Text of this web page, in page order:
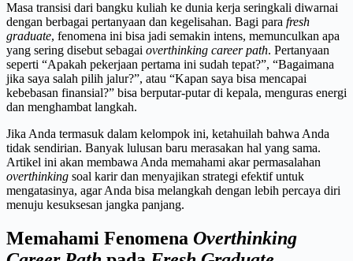
Masa transisi dari bangku kuliah ke dunia kerja seringkali diwarnai
dengan berbagai pertanyaan dan kegelisahan. Bagi para fresh
graduate, fenomena ini bisa jadi semakin intens, memunculkan apa
yang sering disebut sebagai overthinking career path. Pertanyaan
seperti “Apakah pekerjaan pertama ini sudah tepat?”, “Bagaimana
jika saya salah pilih jalur?”, atau “Kapan saya bisa mencapai
kebebasan finansial?” bisa berputar-putar di kepala, menguras energi
dan menghambat langkah.
Jika Anda termasuk dalam kelompok ini, ketahuilah bahwa Anda
tidak sendirian. Banyak lulusan baru merasakan hal yang sama.
Artikel ini akan membawa Anda memahami akar permasalahan
overthinking soal karir dan menyajikan strategi efektif untuk
mengatasinya, agar Anda bisa melangkah dengan lebih percaya diri
menuju kesuksesan jangka panjang.
Memahami Fenomena Overthinking